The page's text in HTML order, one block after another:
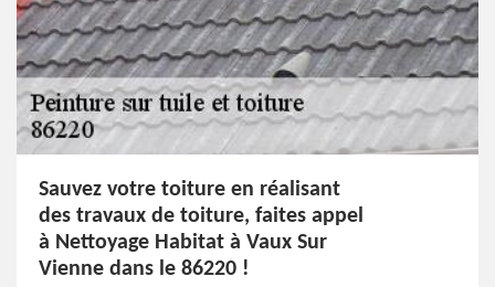
Sauvez votre toiture en réalisant
des travaux de toiture, faites appel
à Nettoyage Habitat à Vaux Sur
Vienne dans le 86220 !